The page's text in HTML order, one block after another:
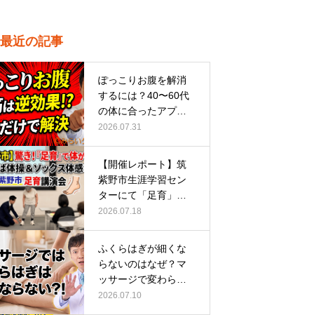
最近の記事
ぽっこりお腹を解消
するには？40〜60代
の体に合ったアプロ
ーチ
2026.07.31
【開催レポート】筑
紫野市生涯学習セン
ターにて「足育」講
演会に登壇し…
2026.07.18
ふくらはぎが細くな
らないのはなぜ？マ
ッサージで変わらな
い根本原因
2026.07.10